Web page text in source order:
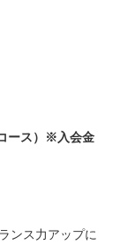
ース）※入会金
ンス力アップに